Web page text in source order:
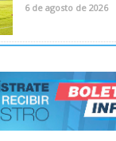
6 de agosto de 2026